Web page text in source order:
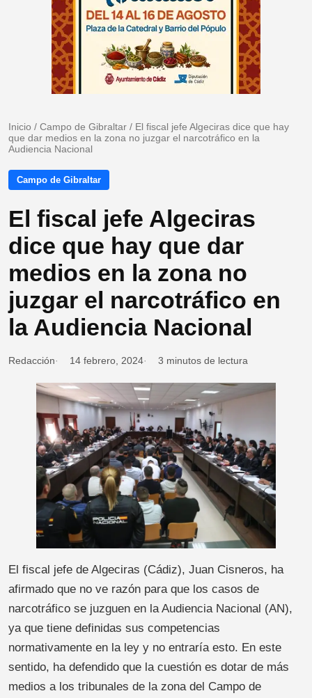
Inicio / Campo de Gibraltar / El fiscal jefe Algeciras dice que hay
que dar medios en la zona no juzgar el narcotráfico en la
Audiencia Nacional
Campo de Gibraltar
El fiscal jefe Algeciras
dice que hay que dar
medios en la zona no
juzgar el narcotráfico en
la Audiencia Nacional
Redacción 14 febrero, 2024 3 minutos de lectura
El fiscal jefe de Algeciras (Cádiz), Juan Cisneros, ha
afirmado que no ve razón para que los casos de
narcotráfico se juzguen en la Audiencia Nacional (AN),
ya que tiene definidas sus competencias
normativamente en la ley y no entraría esto. En este
sentido, ha defendido que la cuestión es dotar de más
medios a los tribunales de la zona del Campo de